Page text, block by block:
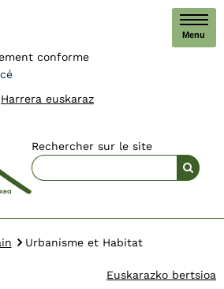
conforme
Harrera euskaraz
Rechercher sur le site
Menu
Urbanisme et Habitat
Euskarazko bertsioa